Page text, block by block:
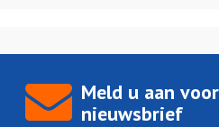
Meld u aan
nieuwsbrief